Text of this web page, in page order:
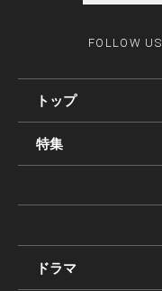
FOLLOW US
トップ
特集
ドラマ